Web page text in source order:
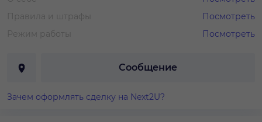
Правила и штрафы
Посмотреть
Режим работы
Посмотреть
Сообщение
Зачем оформлять сделку на Next2U?